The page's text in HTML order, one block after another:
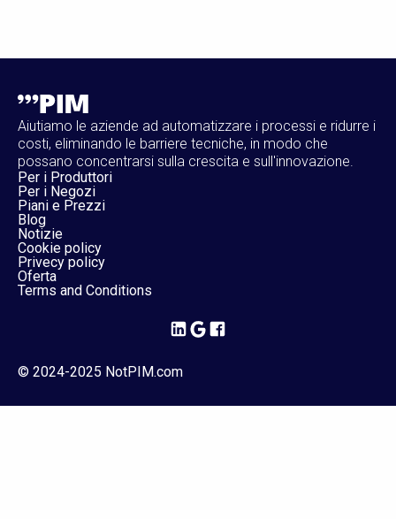
Aiutiamo le aziende ad automatizzare i processi e ridurre i
costi, eliminando le barriere tecniche, in modo che
possano concentrarsi sulla crescita e sull'innovazione.
Per i Produttori
Per i Negozi
Piani e Prezzi
Blog
Notizie
Cookie policy
Privecy policy
Oferta
Terms and Conditions
© 2024-2025 NotPIM.com